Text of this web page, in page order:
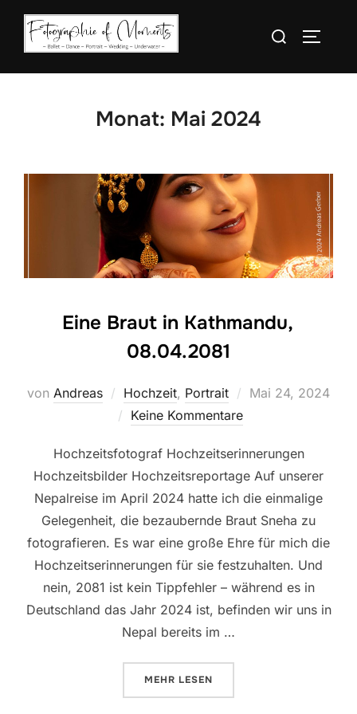
Monat: Mai 2024
Eine Braut in Kathmandu,
08.04.2081
von Andreas Hochzeit, Portrait
Mai 24, 2024
Keine Kommentare
Hochzeitsfotograf Hochzeitserinnerungen
Hochzeitsbilder Hochzeitsreportage Auf unserer
Nepalreise im April 2024 hatte ich die einmalige
Gelegenheit, die bezaubernde Braut Sneha zu
fotografieren. Es war eine große Ehre für mich die
Hochzeitserinnerungen für sie festzuhalten. Und
nein, 2081 ist kein Tippfehler – während es in
Deutschland das Jahr 2024 ist, befinden wir uns in
Nepal bereits im …
MEHR LESEN